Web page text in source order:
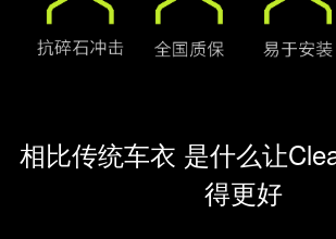
相比传统车衣 是什么让
得更好